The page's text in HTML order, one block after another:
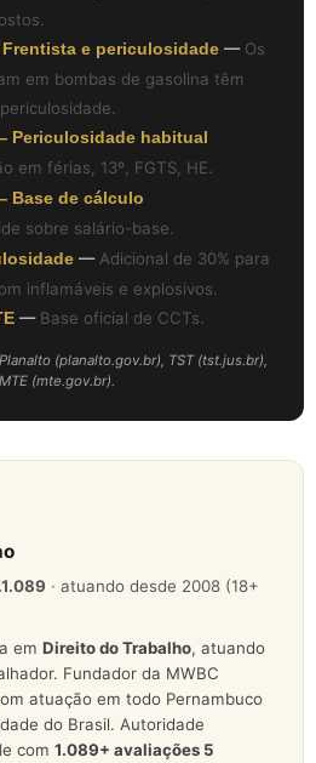
e periculosidade — Os
em bombas de gasolina têm
Periculosidade habitual
em férias, 13º, FGTS, HE.
Base de cálculo
sobre salário-base.
— Adicional de 30% para
inflamáveis e explosivos.
— Base oficial de CCTs.
(planalto.gov.br), TST (tst.jus.br),
(mte.gov.br).
· atuando desde 2008 (18+
em Direito do Trabalho, atuando
Fundador da MWBC
atuação em todo Pernambuco
do Brasil. Autoridade
com 1.089+ avaliações 5